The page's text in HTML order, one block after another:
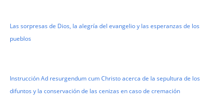
Las sorpresas de Dios, la alegría del evangelio y las esperanzas de los
pueblos
Instrucción Ad resurgendum cum Christo acerca de la sepultura de los
difuntos y la conservación de las cenizas en caso de cremación